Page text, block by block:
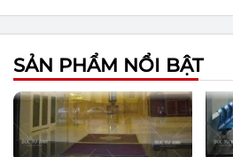
Cửa Cuốn Nhanh Đức
SẢN PHẨM NỔI BẬT